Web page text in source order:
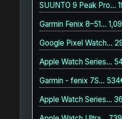
SUUNTO 9 Peak Pro…
Garmin Fenix 8–51…
Google Pixel Watch…
Apple Watch Series…
Garmin - fenix 7S…
Apple Watch Series…